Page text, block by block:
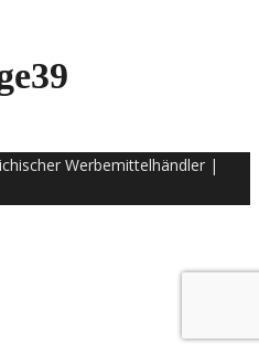
Werbemittelhändler |